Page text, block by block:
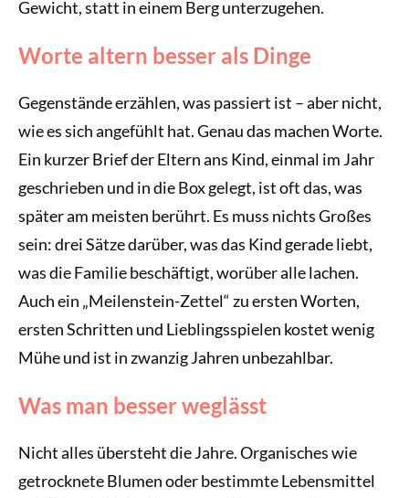
Gewicht, statt in einem Berg unterzugehen.
Worte altern besser als Dinge
Gegenstände erzählen, was passiert ist – aber nicht,
wie es sich angefühlt hat. Genau das machen Worte.
Ein kurzer Brief der Eltern ans Kind, einmal im Jahr
geschrieben und in die Box gelegt, ist oft das, was
später am meisten berührt. Es muss nichts Großes
sein: drei Sätze darüber, was das Kind gerade liebt,
was die Familie beschäftigt, worüber alle lachen.
Auch ein „Meilenstein-Zettel“ zu ersten Worten,
ersten Schritten und Lieblingsspielen kostet wenig
Mühe und ist in zwanzig Jahren unbezahlbar.
Was man besser weglässt
Nicht alles übersteht die Jahre. Organisches wie
getrocknete Blumen oder bestimmte Lebensmittel